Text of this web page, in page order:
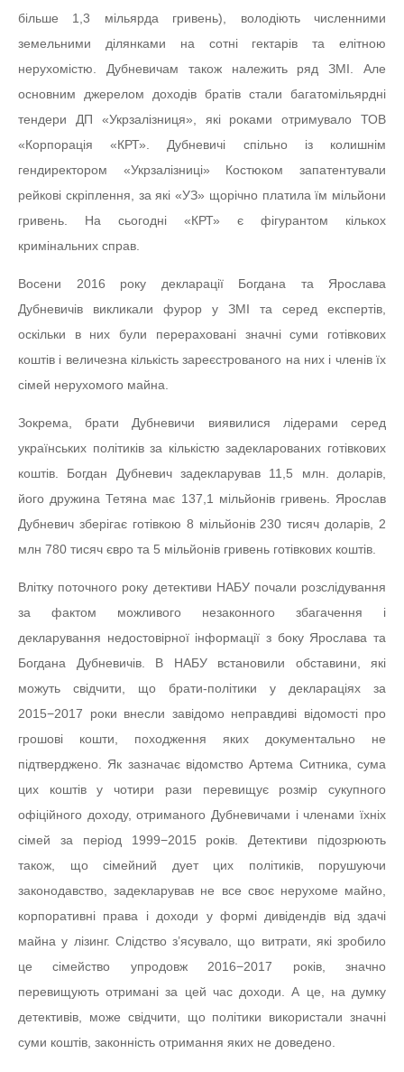
більше 1,3 мільярда гривень), володіють численними
земельними ділянками на сотні гектарів та елітною
нерухомістю. Дубневичам також належить ряд ЗМІ. Але
основним джерелом доходів братів стали багатомільярдні
тендери ДП «Укрзалізниця», які роками отримувало ТОВ
«Корпорація «КРТ». Дубневичі спільно із колишнім
гендиректором «Укрзалізниці» Костюком запатентували
рейкові скріплення, за які «УЗ» щорічно платила їм мільйони
гривень. На сьогодні «КРТ» є фігурантом кількох
кримінальних справ.
Восени 2016 року декларації Богдана та Ярослава
Дубневичів викликали фурор у ЗМІ та серед експертів,
оскільки в них були перераховані значні суми готівкових
коштів і величезна кількість зареєстрованого на них і членів їх
сімей нерухомого майна.
Зокрема, брати Дубневичи виявилися лідерами серед
українських політиків за кількістю задекларованих готівкових
коштів. Богдан Дубневич задекларував 11,5 млн. доларів,
його дружина Тетяна має 137,1 мільйонів гривень. Ярослав
Дубневич зберігає готівкою 8 мільйонів 230 тисяч доларів, 2
млн 780 тисяч євро та 5 мільйонів гривень готівкових коштів.
Влітку поточного року детективи НАБУ почали розслідування
за фактом можливого незаконного збагачення і
декларування недостовірної інформації з боку Ярослава та
Богдана Дубневичів. В НАБУ встановили обставини, які
можуть свідчити, що брати-політики у деклараціях за
2015−2017 роки внесли завідомо неправдиві відомості про
грошові кошти, походження яких документально не
підтверджено. Як зазначає відомство Артема Ситника, сума
цих коштів у чотири рази перевищує розмір сукупного
офіційного доходу, отриманого Дубневичами і членами їхніх
сімей за період 1999−2015 років. Детективи підозрюють
також, що сімейний дует цих політиків, порушуючи
законодавство, задекларував не все своє нерухоме майно,
корпоративні права і доходи у формі дивідендів від здачі
майна у лізинг. Слідство з’ясувало, що витрати, які зробило
це сімейство упродовж 2016−2017 років, значно
перевищують отримані за цей час доходи. А це, на думку
детективів, може свідчити, що політики використали значні
суми коштів, законність отримання яких не доведено.